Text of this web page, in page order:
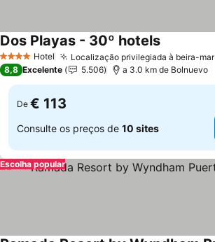
4 EstrelasHotel Localização privilegiada à beira-mar
Dos Playas - 30º hotels
8,8 Excelente 5.506 a 3.0 km de Bolnuevo
De € 113
Consulte os preços de 10 sites
Escolha popular